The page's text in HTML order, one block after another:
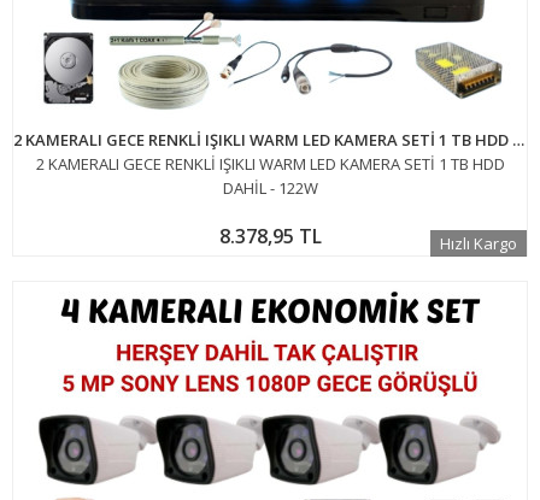
2 KAMERALI GECE RENKLİ IŞIKLI WARM LED KAMERA SETİ 1 TB HDD DAHİL - 122W
2 KAMERALI GECE RENKLİ IŞIKLI WARM LED KAMERA SETİ 1 TB HDD
DAHİL - 122W
8.378,95 TL Hızlı Kargo